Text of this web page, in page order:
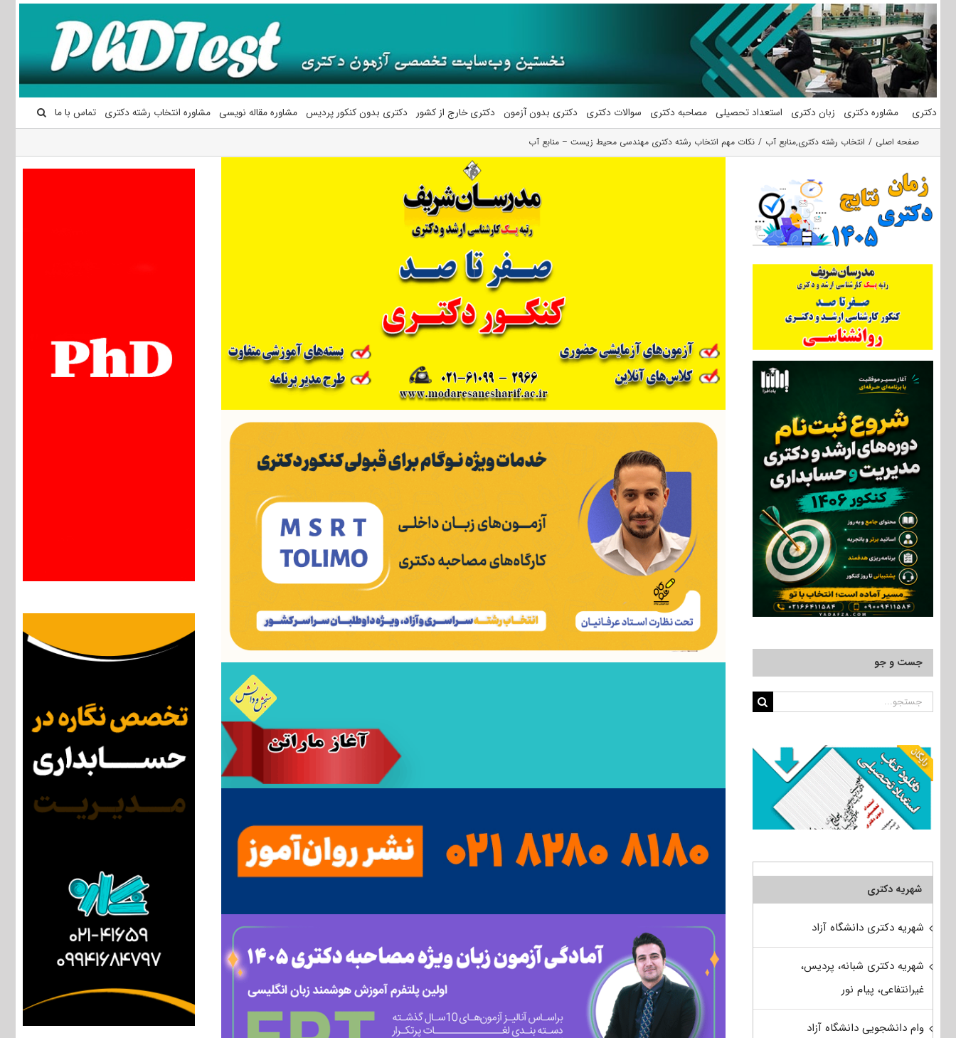
محتوا
دکتری مشاوره دکتری زبان دکتری استعداد تحصیلی مصاحبه دکتری سوالات دکتری دکتری بدون آزمون دکتری خارج از کشور دکتری بدون کنکور پردیس مشاوره مقاله نویسی مشاوره انتخاب رشته دکتری تماس با ما
صفحه اصلی انتخاب رشته دکتری,منابع آب نکات مهم انتخاب رشته دکتری مهندسی محیط‌ زیست – منابع آب
جست و جو
جستجو
شهریه دکتری
شهریه دکتری دانشگاه آزاد
شهریه دکتری شبانه، پردیس،
غیرانتفاعی، پیام نور
وام دانشجویی دانشگاه آزاد